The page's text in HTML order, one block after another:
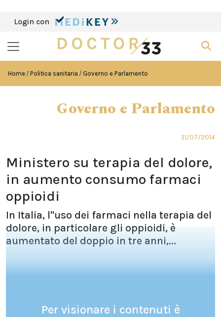
Login con
Home Politica sanitaria Governo e Parlamento
Governo e Parlamento
31/07/2014
Ministero su terapia del dolore,
in aumento consumo farmaci
oppioidi
In Italia, l''uso dei farmaci nella terapia del
dolore, in particolare gli oppioidi, è
aumentato del doppio in tre anni,...
Per visionare i contenuti è